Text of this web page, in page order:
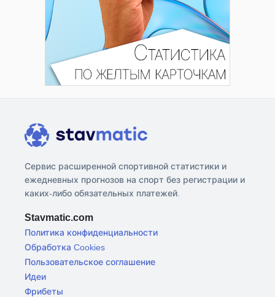
Сервис расширенной спортивной статистики и
ежедневных прогнозов на спорт без регистрации и
каких-либо обязательных платежей.
Stavmatic.com
Политика конфиденциальности
Обработка Cookies
Пользовательское соглашение
Идеи
Фрибеты